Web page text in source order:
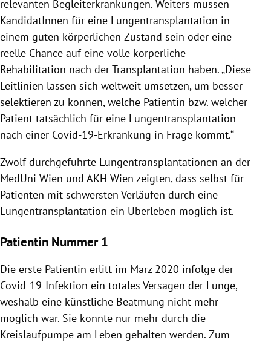
relevanten Begleiterkrankungen. Weiters müssen
KandidatInnen für eine Lungentransplantation in
einem guten körperlichen Zustand sein oder eine
reelle Chance auf eine volle körperliche
Rehabilitation nach der Transplantation haben. „Diese
Leitlinien lassen sich weltweit umsetzen, um besser
selektieren zu können, welche Patientin bzw. welcher
Patient tatsächlich für eine Lungentransplantation
nach einer Covid-19-Erkrankung in Frage kommt.“
Zwölf durchgeführte Lungentransplantationen an der
MedUni Wien und AKH Wien zeigten, dass selbst für
Patienten mit schwersten Verläufen durch eine
Lungentransplantation ein Überleben möglich ist.
Patientin Nummer 1
Die erste Patientin erlitt im März 2020 infolge der
Covid-19-Infektion ein totales Versagen der Lunge,
weshalb eine künstliche Beatmung nicht mehr
möglich war. Sie konnte nur mehr durch die
Kreislaufpumpe am Leben gehalten werden. Zum